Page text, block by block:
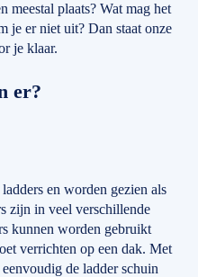
meestal plaats? Wat mag het
je er niet uit? Dan staat onze
je klaar.
er?
en worden gezien als
zijn in veel verschillende
kunnen worden gebruikt
verrichten op een dak. Met
de ladder schuin